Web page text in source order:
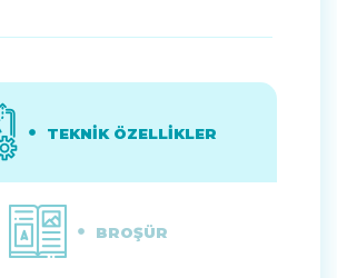
TEKNİK ÖZELLİKLER
BROŞÜR